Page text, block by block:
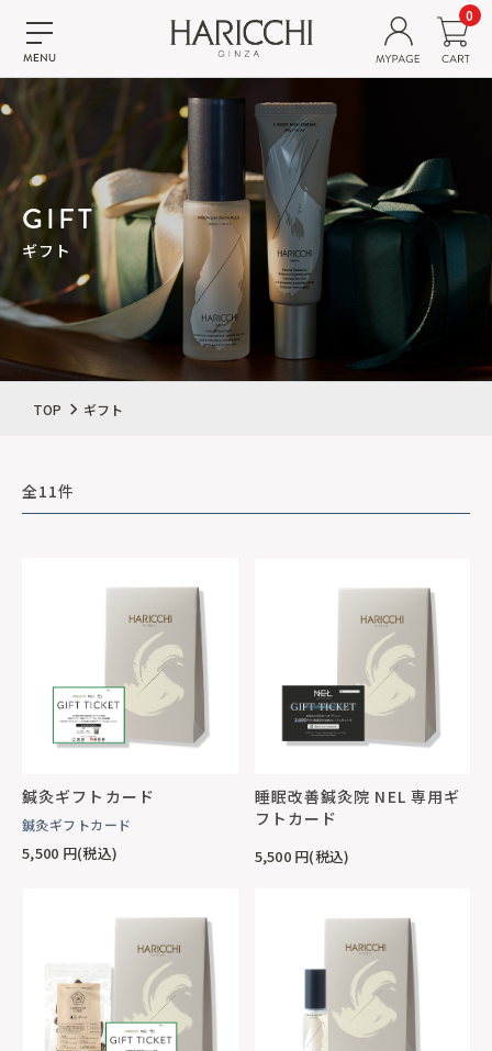
0
GIFT
ギフト
TOP ギフト
全11件
鍼灸ギフトカード
鍼灸ギフトカード
5,500 円(税込)
睡眠改善鍼灸院 NEL 専用ギ
フトカード
5,500 円(税込)